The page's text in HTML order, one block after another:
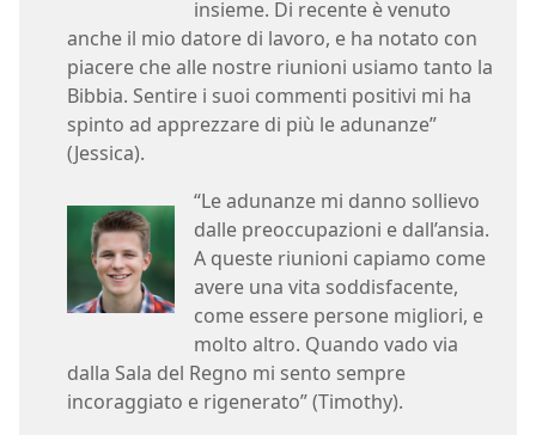
insieme. Di recente è venuto
anche il mio datore di lavoro, e ha notato con
piacere che alle nostre riunioni usiamo tanto la
Bibbia. Sentire i suoi commenti positivi mi ha
spinto ad apprezzare di più le adunanze”
(Jessica).
“Le adunanze mi danno sollievo
dalle preoccupazioni e dall’ansia.
A queste riunioni capiamo come
avere una vita soddisfacente,
come essere persone migliori, e
molto altro. Quando vado via
dalla Sala del Regno mi sento sempre
incoraggiato e rigenerato” (Timothy).